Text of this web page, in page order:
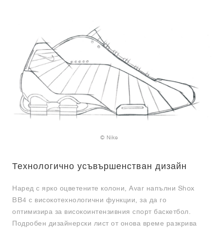
© Nike
Технологично усъвършенстван дизайн
Наред с ярко оцветените колони, Avar напълни Shox
BB4 с високотехнологични функции, за да го
оптимизира за високоинтензивния спорт баскетбол.
Подробен дизайнерски лист от онова време разкрива